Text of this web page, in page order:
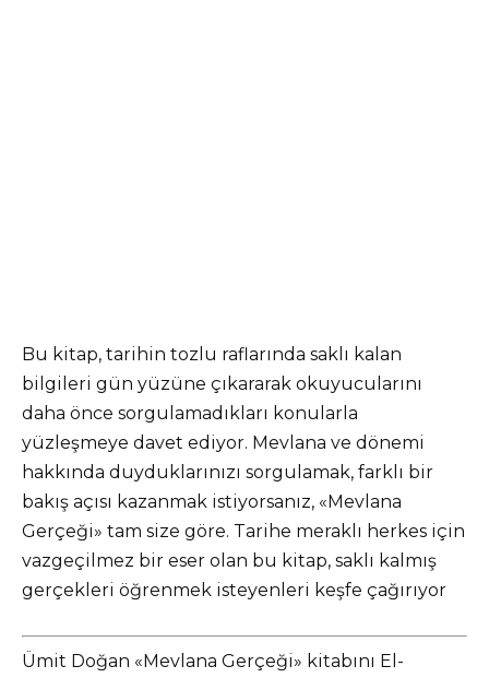
Bu kitap, tarihin tozlu raflarında saklı kalan
bilgileri gün yüzüne çıkararak okuyucularını
daha önce sorgulamadıkları konularla
yüzleşmeye davet ediyor. Mevlana ve dönemi
hakkında duyduklarınızı sorgulamak, farklı bir
bakış açısı kazanmak istiyorsanız, «Mevlana
Gerçeği» tam size göre. Tarihe meraklı herkes için
vazgeçilmez bir eser olan bu kitap, saklı kalmış
gerçekleri öğrenmek isteyenleri keşfe çağırıyor
Ümit Doğan «Mevlana Gerçeği» kitabını El-